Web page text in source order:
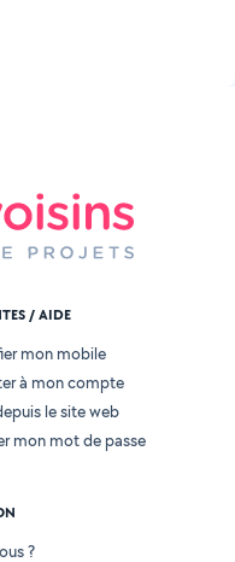
/ AIDE
mon mobile
à mon compte
le site web
mon mot de passe
?